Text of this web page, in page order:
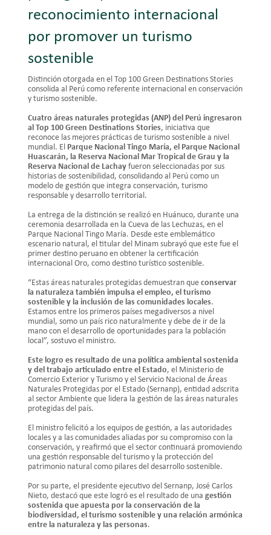
reconocimiento internacional
por promover un turismo
sostenible
Distinción otorgada en el Top 100 Green Destinations Stories
consolida al Perú como referente internacional en conservación
y turismo sostenible.
Cuatro áreas naturales protegidas (ANP) del Perú ingresaron
al Top 100 Green Destinations Stories, iniciativa que
reconoce las mejores prácticas de turismo sostenible a nivel
mundial. El Parque Nacional Tingo María, el Parque Nacional
Huascarán, la Reserva Nacional Mar Tropical de Grau y la
Reserva Nacional de Lachay fueron seleccionadas por sus
historias de sostenibilidad, consolidando al Perú como un
modelo de gestión que integra conservación, turismo
responsable y desarrollo territorial.
La entrega de la distinción se realizó en Huánuco, durante una
ceremonia desarrollada en la Cueva de las Lechuzas, en el
Parque Nacional Tingo María. Desde este emblemático
escenario natural, el titular del Minam subrayó que este fue el
primer destino peruano en obtener la certificación
internacional Oro, como destino turístico sostenible.
“Estas áreas naturales protegidas demuestran queconservar
la naturaleza también impulsa el empleo, el turismo
sostenible y la inclusión de las comunidades locales.
Estamos entre los primeros países megadiversos a nivel
mundial, somo un país rico naturalmente y debe de ir de la
mano con el desarrollo de oportunidades para la población
local”, sostuvo el ministro.
Este logro es resultado de una política ambiental sostenida
y del trabajo articulado entre el Estado, el Ministerio de
Comercio Exterior y Turismo y el Servicio Nacional de Áreas
Naturales Protegidas por el Estado (Sernanp), entidad adscrita
al sector Ambiente que lidera la gestión de las áreas naturales
protegidas del país.
El ministro felicitó a los equipos de gestión, a las autoridades
locales y a las comunidades aliadas por su compromiso con la
conservación, y reafirmó que el sector continuará promoviendo
una gestión responsable del turismo y la protección del
patrimonio natural como pilares del desarrollo sostenible.
Por su parte, el presidente ejecutivo del Sernanp, José Carlos
Nieto, destacó que este logró es el resultado de unagestión
sostenida que apuesta por la conservación de la
biodiversidad, el turismo sostenible y una relación armónica
entre la naturaleza y las personas.